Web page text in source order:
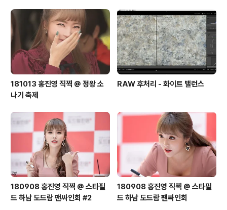
181013 홍진영 직찍 @ 정왕 소
나기 축제
RAW 후처리 - 화이트 밸런스
180908 홍진영 직찍 @ 스타필
드 하남 도드람 팬싸인회 #2
180908 홍진영 직찍 @ 스타필
드 하남 도드람 팬싸인회